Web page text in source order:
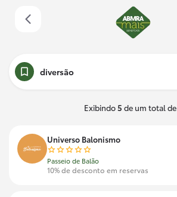
diversão
Exibindo5 de um total de
Universo Balonismo
Passeio de Balão
10% de desconto em reservas